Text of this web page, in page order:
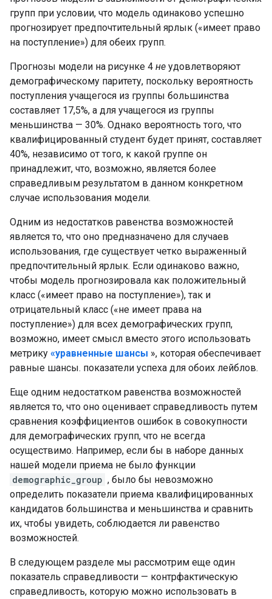
групп при условии, что модель одинаково успешно
прогнозирует предпочтительный ярлык («имеет право
на поступление») для обеих групп.
Прогнозы модели на рисунке 4 не удовлетворяют
демографическому паритету, поскольку вероятность
поступления учащегося из группы большинства
составляет 17,5%, а для учащегося из группы
меньшинства — 30%. Однако вероятность того, что
квалифицированный студент будет принят, составляет
40%, независимо от того, к какой группе он
принадлежит, что, возможно, является более
справедливым результатом в данном конкретном
случае использования модели.
Одним из недостатков равенства возможностей
является то, что оно предназначено для случаев
использования, где существует четко выраженный
предпочтительный ярлык. Если одинаково важно,
чтобы модель прогнозировала как положительный
класс («имеет право на поступление»), так и
отрицательный класс («не имеет права на
поступление») для всех демографических групп,
возможно, имеет смысл вместо этого использовать
метрику «уравненные шансы », которая обеспечивает
равные шансы. показатели успеха для обоих лейблов.
Еще одним недостатком равенства возможностей
является то, что оно оценивает справедливость путем
сравнения коэффициентов ошибок в совокупности
для демографических групп, что не всегда
осуществимо. Например, если бы в наборе данных
нашей модели приема не было функции
demographic_group , было бы невозможно
определить показатели приема квалифицированных
кандидатов большинства и меньшинства и сравнить
их, чтобы увидеть, соблюдается ли равенство
возможностей.
В следующем разделе мы рассмотрим еще один
показатель справедливости — контрфактическую
справедливость, которую можно использовать в